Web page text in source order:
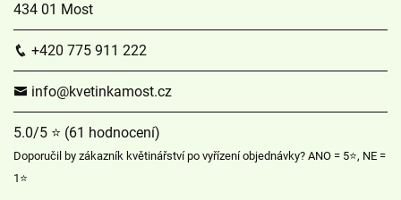
434 01 Most
+420 775 911 222
info@kvetinkamost.cz
5.0/5 ⭐ (61 hodnocení)
Doporučil by zákazník květinářství po vyřízení objednávky? ANO = 5⭐, NE =
1⭐